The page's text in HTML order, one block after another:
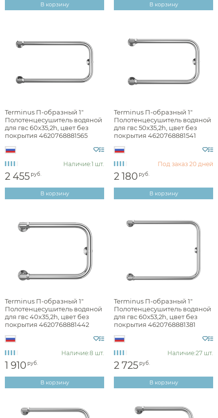
hi-tech
английская классика
лофт
минимализм
прованс
полотенцесушители водяные
Монтаж
Материал
Ширина, см
Высота, см
В корзину В корзину
Terminus П-образный 1"
Полотенцесушитель водяной
для гвс 60x35,2h, цвет без
покрытия 4620768881565
Наличие:1 шт.
2 455 руб.
В корзину
Terminus П-образный 1"
Полотенцесушитель водяной
для гвс 50x35,2h, цвет без
покрытия 4620768881541
Под заказ 20 дней
2 180 руб.
В корзину
Terminus П-образный 1"
Полотенцесушитель водяной
для гвс 40x35,2h, цвет без
покрытия 4620768881442
Наличие:8 шт.
1 910 руб.
В корзину
Terminus П-образный 1"
Полотенцесушитель водяной
для гвс 60x53,2h, цвет без
покрытия 4620768881381
Наличие:27 шт.
2 725 руб.
В корзину